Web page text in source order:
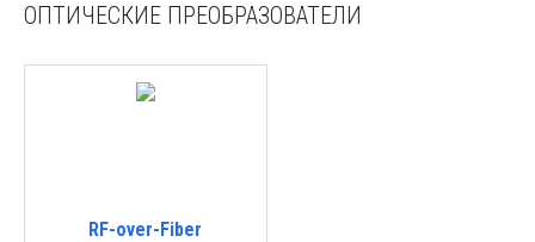
ОПТИЧЕСКИЕ ПРЕОБРАЗОВАТЕЛИ
RF-over-Fiber